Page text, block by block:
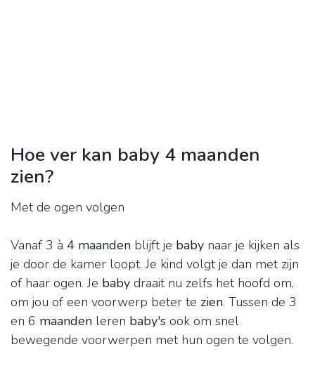
Hoe ver kan baby 4 maanden
zien?
Met de ogen volgen
Vanaf 3 à 4 maanden blijft je baby naar je kijken als
je door de kamer loopt. Je kind volgt je dan met zijn
of haar ogen. Je baby draait nu zelfs het hoofd om,
om jou of een voorwerp beter te zien. Tussen de 3
en 6 maanden leren baby's ook om snel
bewegende voorwerpen met hun ogen te volgen.